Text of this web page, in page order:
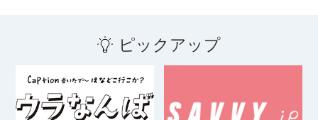
ピックアップ